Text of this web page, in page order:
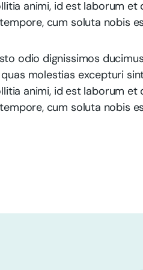
animi, id est laborum
cum soluta nobis
odio dignissimos
molestias excepturi
animi, id est laborum
cum soluta nobis